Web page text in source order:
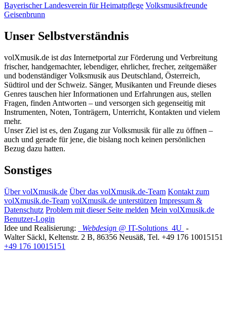
Bayerischer Landesverein für Heimatpflege Volksmusikfreunde
Geisenbrunn
Unser Selbstverständnis
volXmusik.de ist das Internetportal zur Förderung und Verbreitung
frischer, handgemachter, lebendiger, ehrlicher, frecher, zeitgemäßer
und bodenständiger Volksmusik aus Deutschland, Österreich,
Südtirol und der Schweiz. Sänger, Musikanten und Freunde dieses
Genres tauschen hier Informationen und Erfahrungen aus, stellen
Fragen, finden Antworten – und versorgen sich gegenseitig mit
Instrumenten, Noten, Tonträgern, Unterricht, Kontakten und vielem
mehr.
Unser Ziel ist es, den Zugang zur Volksmusik für alle zu öffnen –
auch und gerade für jene, die bislang noch keinen persönlichen
Bezug dazu hatten.
Sonstiges
Über volXmusik.de Über das volXmusik.de-Team Kontakt zum
volXmusik.de-Team volXmusik.de unterstützen Impressum &
Datenschutz Problem mit dieser Seite melden Mein volXmusik.de
Benutzer-Login
Idee und Realisierung:
Webdesign @ IT-Solutions 4U -
Walter Säckl, Keltenstr. 2 B, 86356 Neusäß, Tel. +49 176 10015151
+49 176 10015151